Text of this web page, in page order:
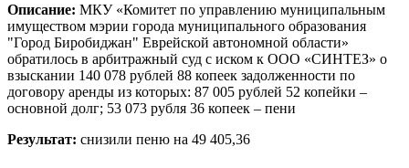
Описание: МКУ «Комитет по управлению муниципальным
имуществом мэрии города муниципального образования
"Город Биробиджан" Еврейской автономной области»
обратилось в арбитражный суд с иском к ООО «СИНТЕЗ» о
взыскании 140 078 рублей 88 копеек задолженности по
договору аренды из которых: 87 005 рублей 52 копейки –
основной долг; 53 073 рубля 36 копеек – пени
Результат: снизили пеню на 49 405,36